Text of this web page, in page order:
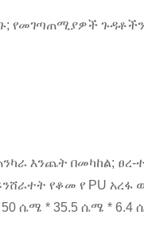
የመገጣጠሚያዎች
እንጨት በመካከል; ፀረ-
የቆመ የ PU አረፋ
50 ሴሜ * 35.5 ሴሜ *